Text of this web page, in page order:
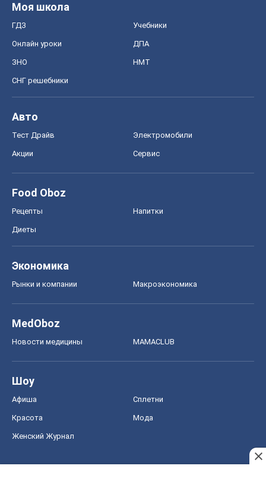
Моя школа
ГДЗ Учебники
Онлайн уроки ДПА
ЗНО НМТ
СНГ решебники
Авто
Тест Драйв Электромобили
Акции Сервис
Food Oboz
Рецепты Напитки
Диеты
Экономика
Рынки и компании Mакроэкономика
MedOboz
Новости медицины MAMACLUB
Шоу
Афиша Сплетни
Красота Мода
Женский Журнал